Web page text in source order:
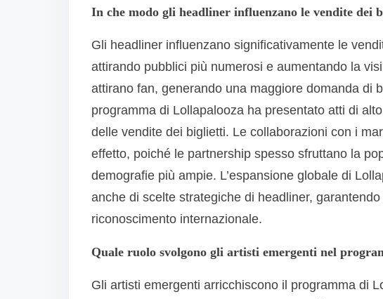
In che modo gli headliner influenzano le vendite dei
Gli headliner influenzano significativamente le
attirando pubblici più numerosi e aumentando la
attirano fan, generando una maggiore domanda di
programma di Lollapalooza ha presentato atti di
delle vendite dei biglietti. Le collaborazioni con i
effetto, poiché le partnership spesso sfruttano la
demografie più ampie. L’espansione globale di
anche di scelte strategiche di headliner, garantendo
riconoscimento internazionale.
Quale ruolo svolgono gli artisti emergenti nel
Gli artisti emergenti arricchiscono il programma di